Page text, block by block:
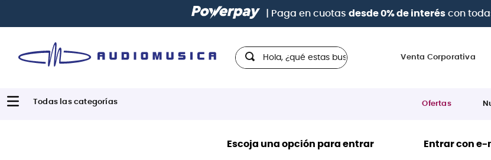
| Paga en cuotas desde 0% de interéscon
Hola, ¿qué estas buscando?
Venta Corporativa
Ofertas
Escoja una opción para entrar Entrar con